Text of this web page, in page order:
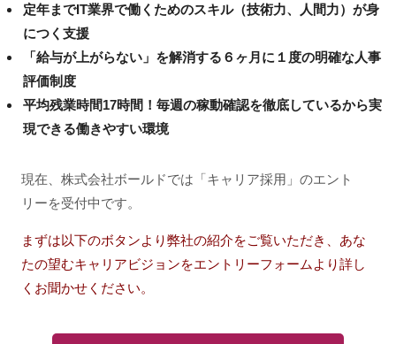
定年までIT業界で働くためのスキル（技術力、人間力）が身
につく支援
「給与が上がらない」を解消する６ヶ月に１度の明確な人事
評価制度
平均残業時間17時間！毎週の稼動確認を徹底しているから実
現できる働きやすい環境
現在、株式会社ボールドでは「キャリア採用」のエント
リーを受付中です。
まずは以下のボタンより弊社の紹介をご覧いただき、あな
たの望むキャリアビジョンをエントリーフォームより詳し
くお聞かせください。